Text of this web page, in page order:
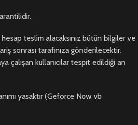
teslim alacaksınız bütün bilgiler ve
sonrası tarafınıza gönderilecektir.
çalışan kullanıcılar tespit edildiği an
yasaktır (Geforce Now vb